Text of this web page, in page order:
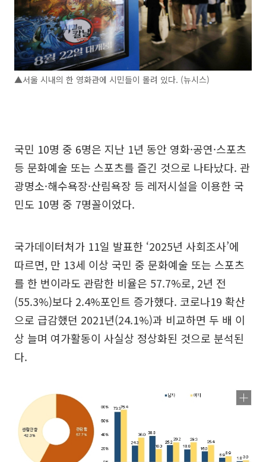
▲서울 시내의 한 영화관에 시민들이 몰려 있다. (뉴시스)
국민 10명 중 6명은 지난 1년 동안 영화·공연·스포츠
등 문화예술 또는 스포츠를 즐긴 것으로 나타났다. 관
광명소·해수욕장·산림욕장 등 레저시설을 이용한 국
민도 10명 중 7명꼴이었다.
국가데이터처가 11일 발표한 ‘2025년 사회조사’에
따르면, 만 13세 이상 국민 중 문화예술 또는 스포츠
를 한 번이라도 관람한 비율은 57.7%로, 2년 전
(55.3%)보다 2.4%포인트 증가했다. 코로나19 확산
으로 급감했던 2021년(24.1%)과 비교하면 두 배 이
상 늘며 여가활동이 사실상 정상화된 것으로 분석된
다.